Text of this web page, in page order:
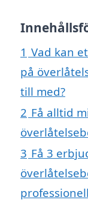
1 Vad kan
på
till med?
2 Få alltid
3 Få 3